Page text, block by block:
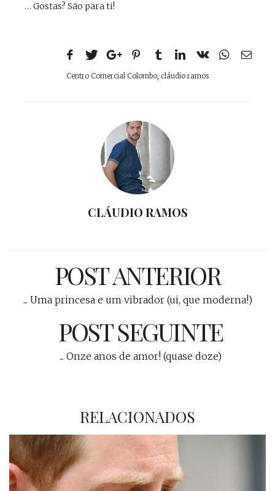
… Gostas? São para ti!
Centro Comercial Colombo, cláudio ramos
CLÁUDIO RAMOS
POST ANTERIOR
... Uma princesa e um vibrador (ui, que moderna!)
POST SEGUINTE
... Onze anos de amor! (quase doze)
RELACIONADOS